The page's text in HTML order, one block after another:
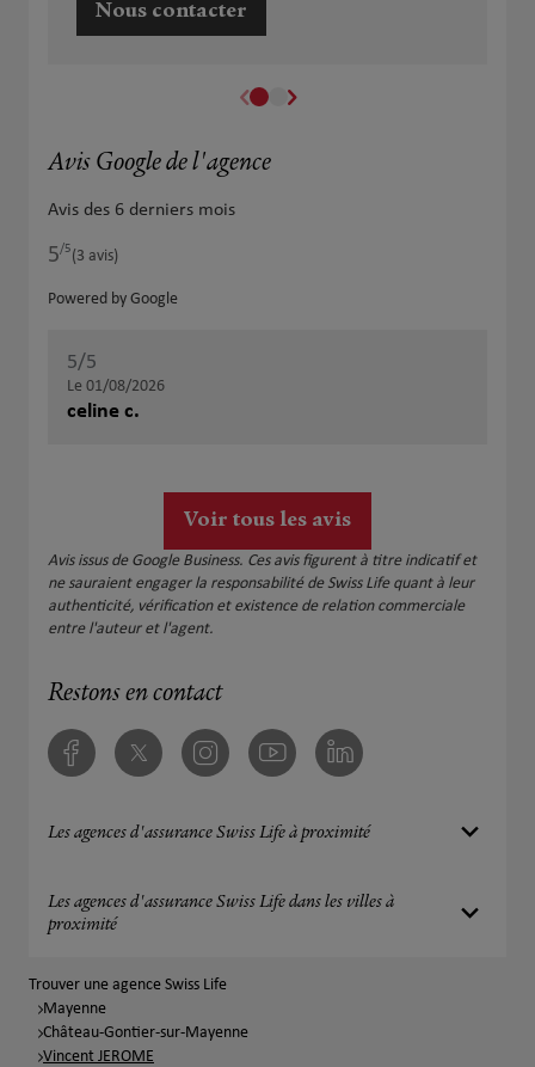
Nous contacter
Avis Google de l'agence
Avis des 6 derniers mois
5/5Note de 5 sur 5
(3 avis)
Powered by Google
5/5
Le 01/08/2026
celine c.
Voir tous les avis
Avis issus de Google Business. Ces avis figurent à titre indicatif et
ne sauraient engager la responsabilité de Swiss Life quant à leur
authenticité, vérification et existence de relation commerciale
entre l'auteur et l'agent.
Restons en contact
FacebookTwitter InstagramYoutube Linkedin
Les agences d'assurance Swiss Life à proximité
Les agences d'assurance Swiss Life dans les villes à
proximité
Trouver une agence Swiss Life
Mayenne
Château-Gontier-sur-Mayenne
Vincent JEROME